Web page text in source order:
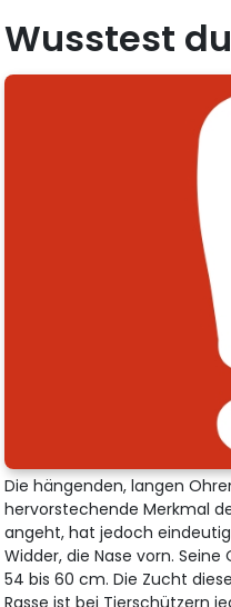
Wusstest
Die hängenden, langen
hervorstechende Merkmal
angeht, hat jedoch
Widder, die Nase vorn.
54 bis 60 cm. Die Zucht